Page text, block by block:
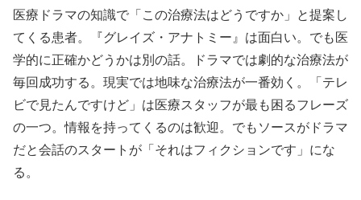
医療ドラマの知識で「この治療法はどうですか」と提案し
てくる患者。『グレイズ・アナトミー』は面白い。でも医
学的に正確かどうかは別の話。ドラマでは劇的な治療法が
毎回成功する。現実では地味な治療法が一番効く。「テレ
ビで見たんですけど」は医療スタッフが最も困るフレーズ
の一つ。情報を持ってくるのは歓迎。でもソースがドラマ
だと会話のスタートが「それはフィクションです」にな
る。